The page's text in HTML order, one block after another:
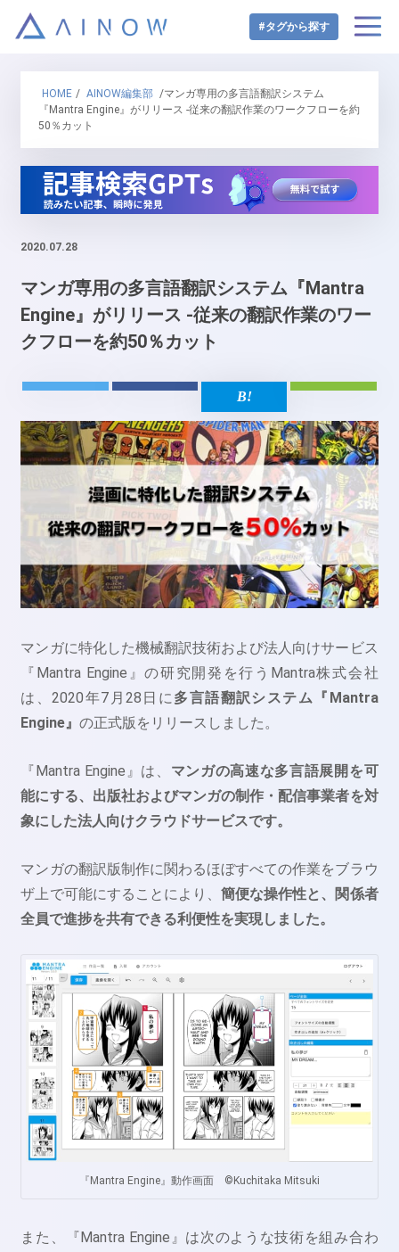
#タグから探す
HOME / AINOW編集部 /マンガ専用の多言語翻訳システム
『Mantra Engine』がリリース -従来の翻訳作業のワークフローを約
50％カット
2020.07.28
マンガ専用の多言語翻訳システム『Mantra
Engine』がリリース -従来の翻訳作業のワー
クフローを約50％カット
マンガに特化した機械翻訳技術および法人向けサービス
『Mantra Engine』の研究開発を行うMantra株式会社
は、2020年7月28日に多言語翻訳システム『Mantra
Engine』の正式版をリリースしました。
『Mantra Engine』は、 マンガの高速な多言語展開を可
能にする、出版社およびマンガの制作・配信事業者を対
象にした法人向けクラウドサービスです。
マンガの翻訳版制作に関わるほぼすべての作業をブラウ
ザ上で可能にすることにより、簡便な操作性と、関係者
全員で進捗を共有できる利便性を実現しました。
『Mantra Engine』動作画面 ©️Kuchitaka Mitsuki
また、『Mantra Engine』は次のような技術を組み合わ